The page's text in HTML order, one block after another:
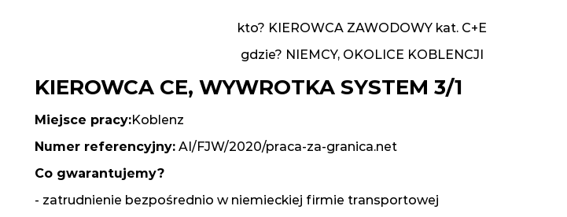
kto? KIEROWCA ZAWODOWY kat. C+E
gdzie? NIEMCY, OKOLICE KOBLENCJI
KIEROWCA CE, WYWROTKA SYSTEM 3/1
Miejsce pracy:Koblenz
Numer referencyjny: AI/FJW/2020/praca-za-granica.net
Co gwarantujemy?
- zatrudnienie bezpośrednio w niemieckiej firmie transportowej